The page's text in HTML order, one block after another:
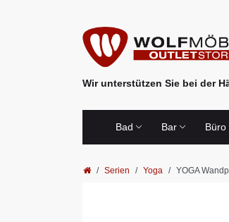
Wir unterstützen Sie bei der
Bad Bar Büro
Serien Yoga YOGA